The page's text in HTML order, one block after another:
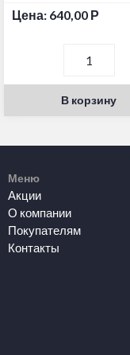
Цена: 640,00 Р
В корзину
Меню
Акции
О компании
Покупателям
Контакты